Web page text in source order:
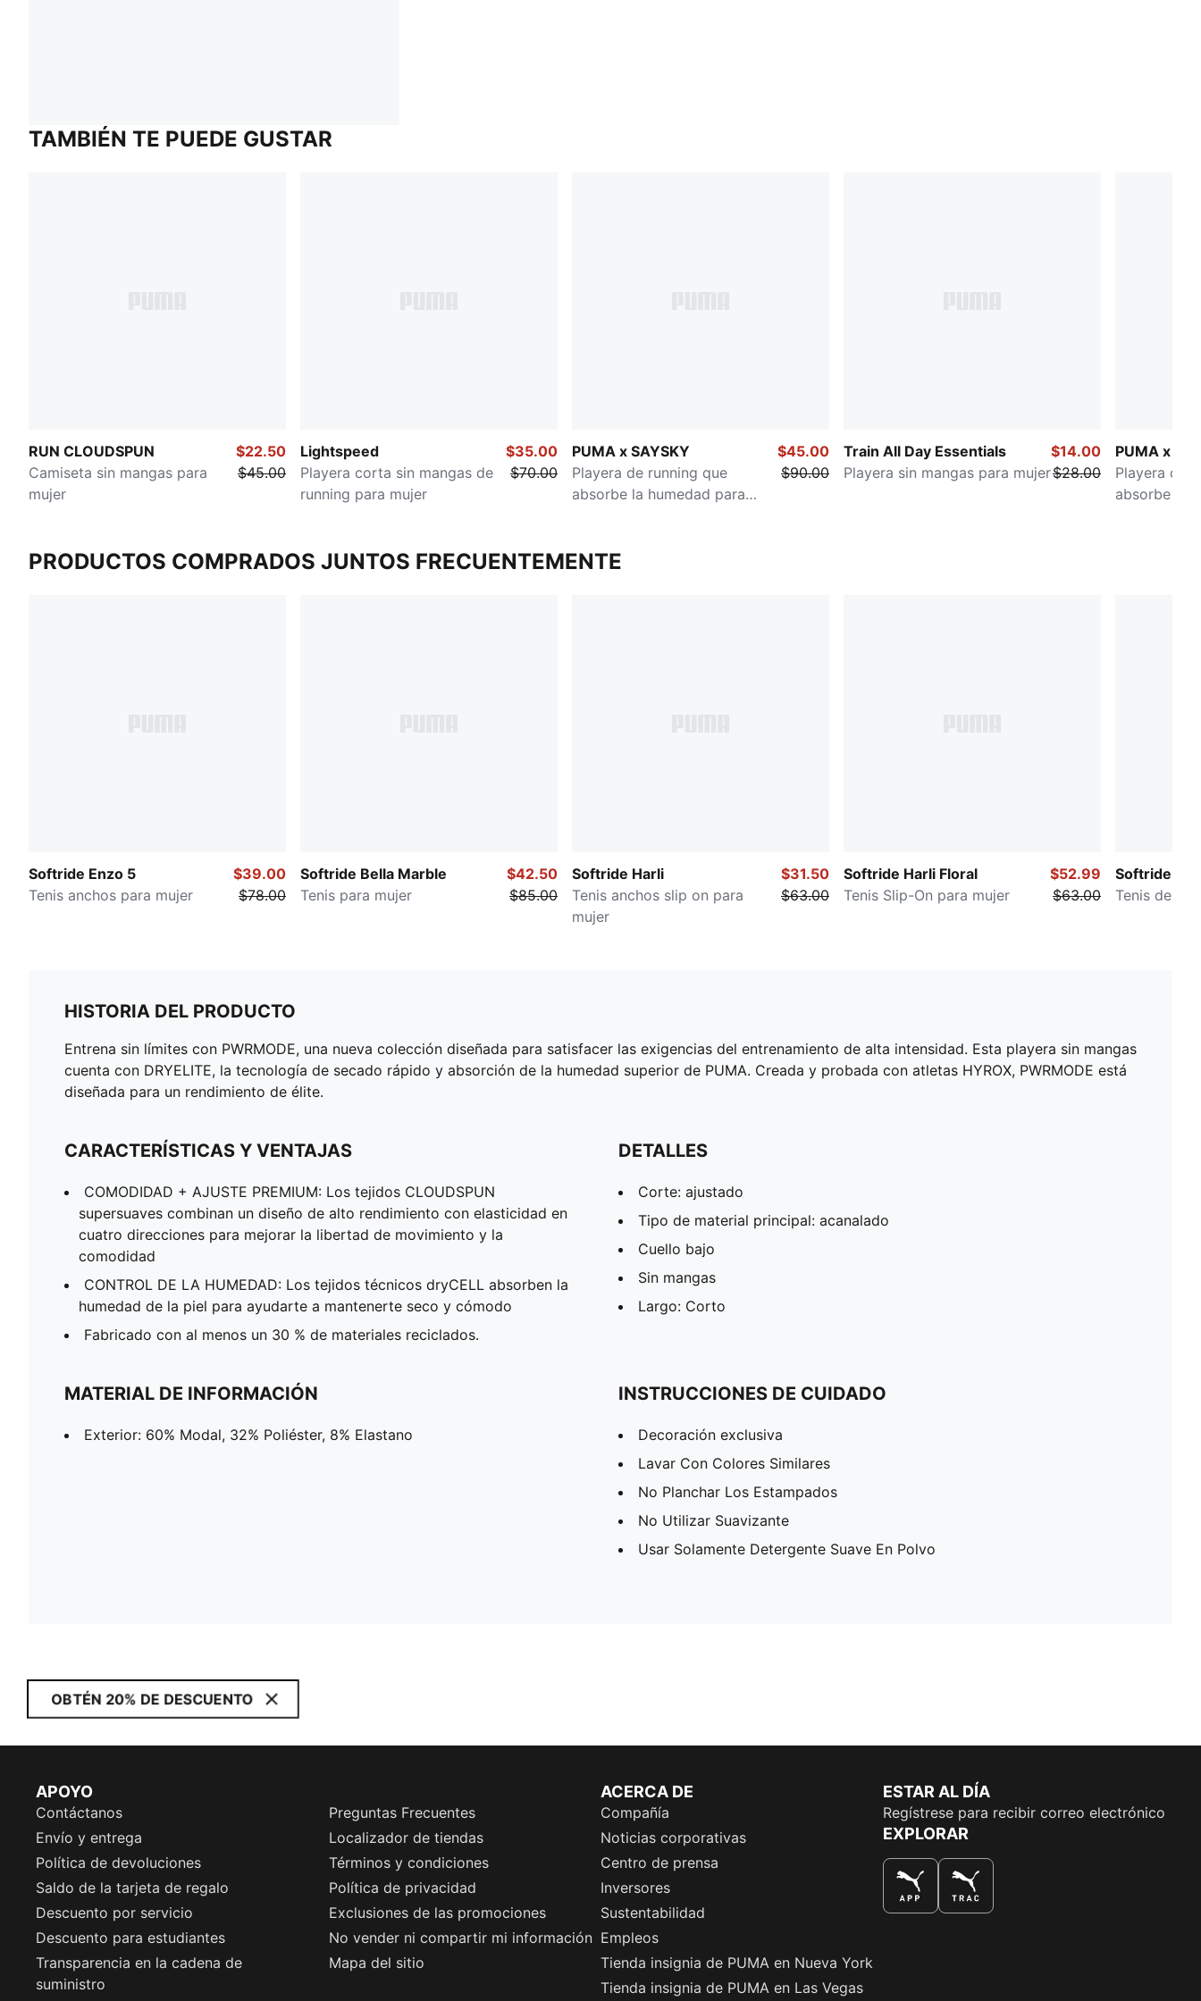
TAMBIÉN TE PUEDE GUSTAR
RUN CLOUDSPUN
Camiseta sin mangas para
mujer
$22.50
$45.00
Lightspeed
Playera corta sin mangas de
running para mujer
$35.00
$70.00
PUMA x SAYSKY
Playera de running que
absorbe la humedad para
$45.00
$90.00
Train All Day Essentials
Playera sin mangas para mujer
$14.00
$28.00
PUMA x
Playera de
absorbe la
PRODUCTOS COMPRADOS JUNTOS FRECUENTEMENTE
Softride Enzo 5
Tenis anchos para mujer
$39.00
$78.00
Softride Bella Marble
Tenis para mujer
$42.50
$85.00
Softride Harli
Tenis anchos slip on para
mujer
$31.50
$63.00
Softride Harli Floral
Tenis Slip-On para mujer
$52.99
$63.00
Softride
Tenis de
HISTORIA DEL PRODUCTO
Entrena sin límites con PWRMODE, una nueva colección diseñada para satisfacer las exigencias del entrenamiento de alta intensidad. Esta playera sin mangas
cuenta con DRYELITE, la tecnología de secado rápido y absorción de la humedad superior de PUMA. Creada y probada con atletas HYROX, PWRMODE está
diseñada para un rendimiento de élite.
CARACTERÍSTICAS Y VENTAJAS
COMODIDAD + AJUSTE PREMIUM: Los tejidos CLOUDSPUN
supersuaves combinan un diseño de alto rendimiento con elasticidad en
cuatro direcciones para mejorar la libertad de movimiento y la
comodidad
CONTROL DE LA HUMEDAD: Los tejidos técnicos dryCELL absorben la
humedad de la piel para ayudarte a mantenerte seco y cómodo
Fabricado con al menos un 30 % de materiales reciclados.
DETALLES
Corte: ajustado
Tipo de material principal: acanalado
Cuello bajo
Sin mangas
Largo: Corto
MATERIAL DE INFORMACIÓN
Exterior: 60% Modal, 32% Poliéster, 8% Elastano
INSTRUCCIONES DE CUIDADO
Decoración exclusiva
Lavar Con Colores Similares
No Planchar Los Estampados
No Utilizar Suavizante
Usar Solamente Detergente Suave En Polvo
OBTÉN 20% DE DESCUENTO
APOYO
Contáctanos
Preguntas Frecuentes
Envío y entrega
Localizador de tiendas
Política de devoluciones
Términos y condiciones
Saldo de la tarjeta de regalo
Política de privacidad
Descuento por servicio
Exclusiones de las promociones
Descuento para estudiantes
No vender ni compartir mi información
Transparencia en la cadena de
suministro
Mapa del sitio
ACERCA DE
Compañía
Noticias corporativas
Centro de prensa
Inversores
Sustentabilidad
Empleos
Tienda insignia de PUMA en Nueva York
Tienda insignia de PUMA en Las Vegas
ESTAR AL DÍA
Regístrese para recibir correo electrónico
EXPLORAR